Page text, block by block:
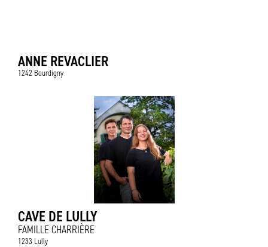
ANNE REVACLIER
1242 Bourdigny
CAVE DE LULLY
FAMILLE CHARRIÈRE
1233 Lully